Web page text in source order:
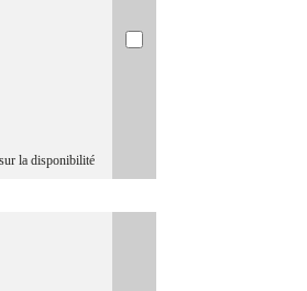
la disponibilité